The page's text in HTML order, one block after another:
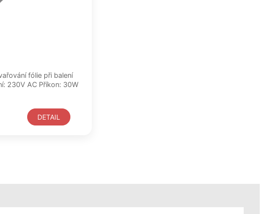
fólie při balení
knih. Napájení: 230V AC Příkon: 30W
DETAIL